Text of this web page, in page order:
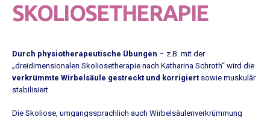
SKOLIOSETHERAPIE
Durch physiotherapeutische Übungen – z.B. mit der
„dreidimensionalen Skoliosetherapie nach Katharina Schroth“ wird die
verkrümmte Wirbelsäule gestreckt und korrigiert sowie muskulär
stabilisiert.
Die Skoliose, umgangssprachlich auch Wirbelsäulenverkrümmung